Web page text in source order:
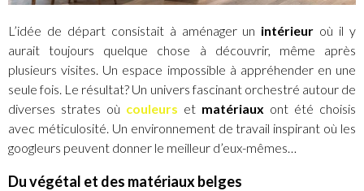
L’idée de départ consistait à aménager un intérieur où il y
aurait toujours quelque chose à découvrir, même après
plusieurs visites. Un espace impossible à appréhender en une
seule fois. Le résultat? Un univers fascinant orchestré autour de
diverses strates où couleurs et matériaux ont été choisis
avec méticulosité. Un environnement de travail inspirant où les
googleurs peuvent donner le meilleur d’eux-mêmes…
Du végétal et des matériaux belges